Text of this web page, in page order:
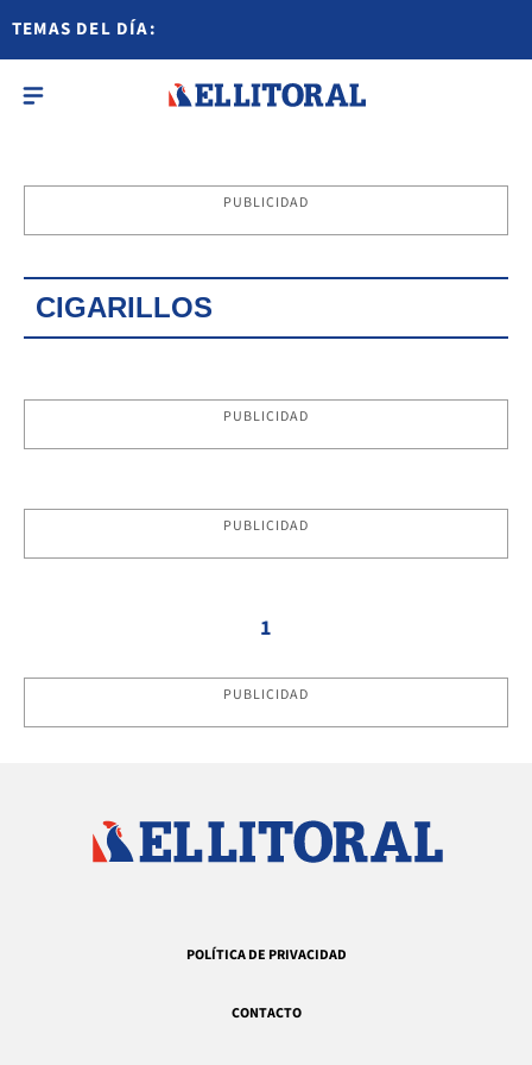
TEMAS DEL DÍA:
PUBLICIDAD
CIGARILLOS
PUBLICIDAD
PUBLICIDAD
1
PUBLICIDAD
POLÍTICA DE PRIVACIDAD
CONTACTO